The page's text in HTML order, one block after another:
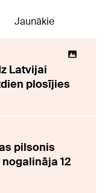
Jaunākie
Latvijai
plosījies
pilsonis
12